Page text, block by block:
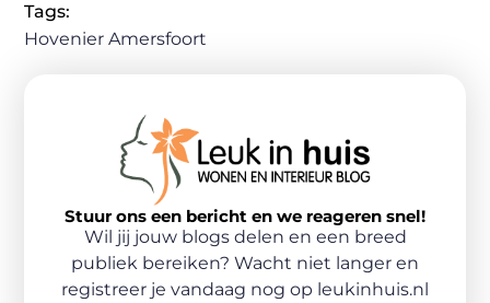
Tags:
Hovenier Amersfoort
Stuur ons een bericht en we reageren snel!
Wil jij jouw blogs delen en een breed
publiek bereiken? Wacht niet langer en
registreer je vandaag nog op leukinhuis.nl